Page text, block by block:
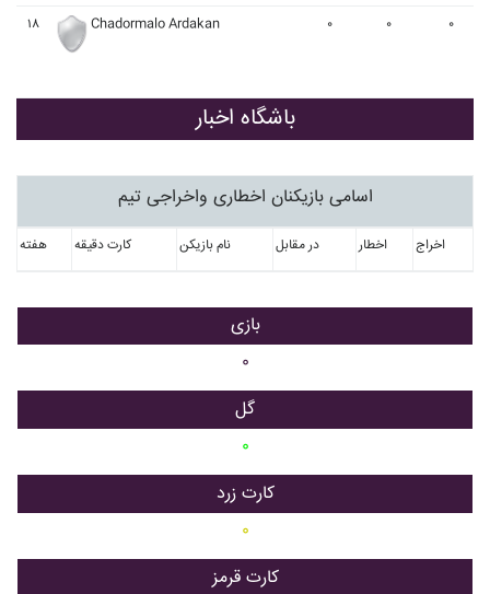
۱۸ Chadormalo Ardakan ۰ ۰ ۰
باشگاه اخبار
اسامی بازیکنان اخطاری واخراجی تیم
هفته کارت دقیقه نام بازیکن در مقابل اخطار اخراج
بازی
۰
گل
۰
کارت زرد
۰
کارت قرمز